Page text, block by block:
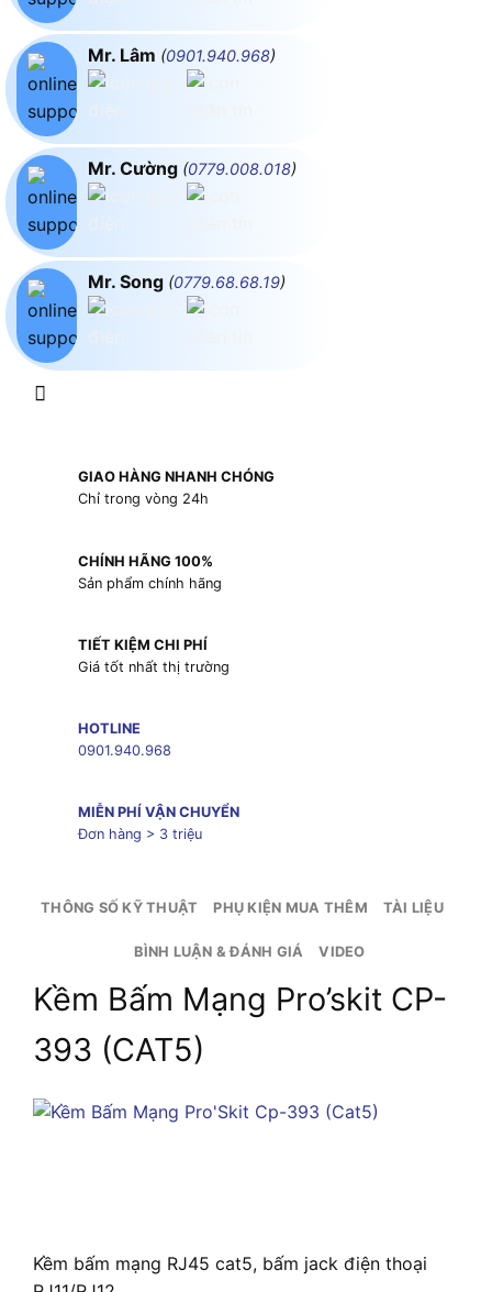
Mr. Lâm (0901.940.968)
Mr. Cường (0779.008.018)
Mr. Song (0779.68.68.19)
GIAO HÀNG NHANH CHÓNG
Chỉ trong vòng 24h
CHÍNH HÃNG 100%
Sản phẩm chính hãng
TIẾT KIỆM CHI PHÍ
Giá tốt nhất thị trường
HOTLINE
0901.940.968
MIỄN PHÍ VẬN CHUYỂN
Đơn hàng > 3 triệu
THÔNG SỐ KỸ THUẬT PHỤ KIỆN MUA THÊM TÀI LIỆU
BÌNH LUẬN & ĐÁNH GIÁ VIDEO
Kềm Bấm Mạng Pro’skit CP-
393 (CAT5)
Kềm bấm mạng RJ45 cat5, bấm jack điện thoại